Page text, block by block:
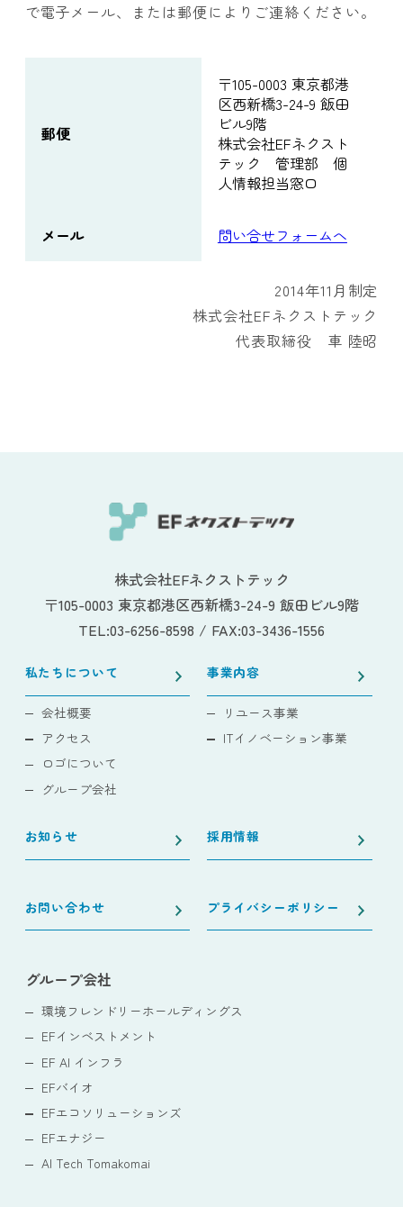
で電子メール、または郵便によりご連絡ください。
郵便
〒105-0003 東京都港
区西新橋3-24-9 飯田
ビル9階
株式会社EFネクスト
テック 管理部 個
人情報担当窓口
メール 問い合せフォームへ
2014年11月制定
株式会社EFネクストテック
代表取締役 車 陸昭
株式会社EFネクストテック
〒105-0003 東京都港区西新橋3-24-9 飯田ビル9階
TEL:03-6256-8598 / FAX:03-3436-1556
私たちについて
会社概要
アクセス
ロゴについて
グループ会社
事業内容
リユース事業
ITイノベーション事業
お知らせ 採用情報
お問い合わせ プライバシーポリシー
グループ会社
環境フレンドリーホールディングス
EFインベストメント
EF AI インフラ
EFバイオ
EFエコソリューションズ
EFエナジー
AI Tech Tomakomai